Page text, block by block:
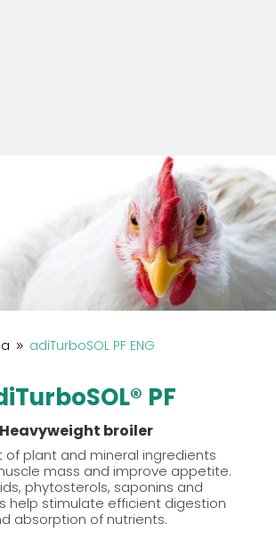
9 adiTurboSOL PF ENG
PF
Heavyweight broiler
of plant and mineral ingredients
mass and improve appetite.
phytosterols, saponins and
help stimulate efficient digestion
absorption of nutrients.